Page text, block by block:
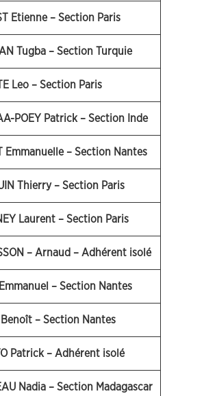
Etienne – Section Paris
Tugba – Section Turquie
Leo – Section Paris
POEY Patrick – Section Inde
Emmanuelle – Section Nantes
Thierry – Section Paris
Laurent – Section Paris
– Arnaud – Adhérent isolé
Emmanuel – Section Nantes
Benoît – Section Nantes
Patrick – Adhérent isolé
Nadia – Section Madagascar